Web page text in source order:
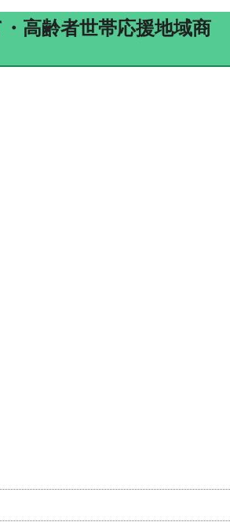
高齢者世帯応援地域商